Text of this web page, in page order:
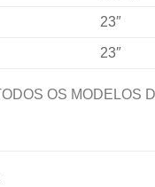
23″
23″
OS MODELOS